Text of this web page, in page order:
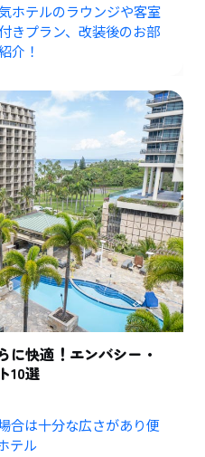
ホテルのラウンジや客室
きプラン、改装後のお部
介！
に快適！エンバシー・
10選
合は十分な広さがあり便
テル